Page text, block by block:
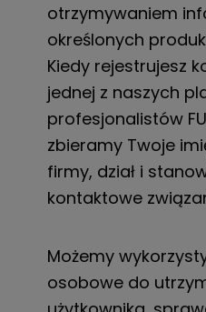
otrzymywaniem
określonych
Kiedy rejestrujesz
jednej z naszych
profesjonalistów
zbieramy Twoje
firmy, dział i
kontaktowe
Możemy
osobowe do